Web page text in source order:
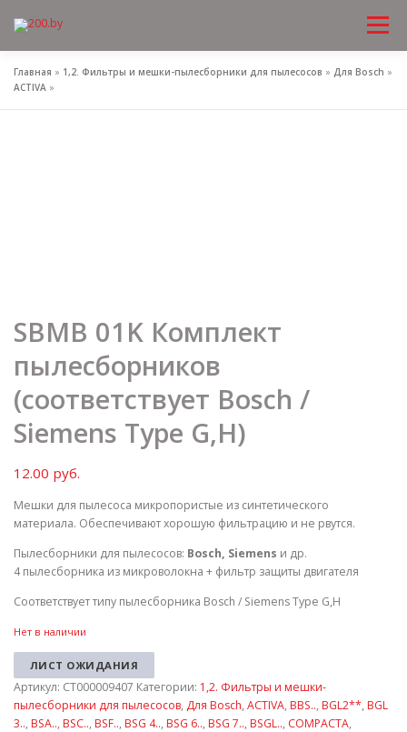
Главная » 1,2. Фильтры и мешки-пылесборники для пылесосов » Для Bosch »
ACTIVA »
SBMB 01K Комплект
пылесборников
(соответствует Bosch /
Siemens Type G,H)
12.00 руб.
Мешки для пылесоса микропористые из синтетического
материала. Обеспечивают хорошую фильтрацию и не рвутся.
Пылесборники для пылесосов: Bosch, Siemens и др.
4 пылесборника из микроволокна + фильтр защиты двигателя
Соответствует типу пылесборника Bosch / Siemens Type G,H
Нет в наличии
ЛИСТ ОЖИДАНИЯ
Артикул: СТ000009407 Категории: 1,2. Фильтры и мешки-
пылесборники для пылесосов, Для Bosch, ACTIVA, BBS.., BGL2**, BGL
3.., BSA.., BSC.., BSF.., BSG 4.., BSG 6.., BSG 7.., BSGL.., COMPACTA,